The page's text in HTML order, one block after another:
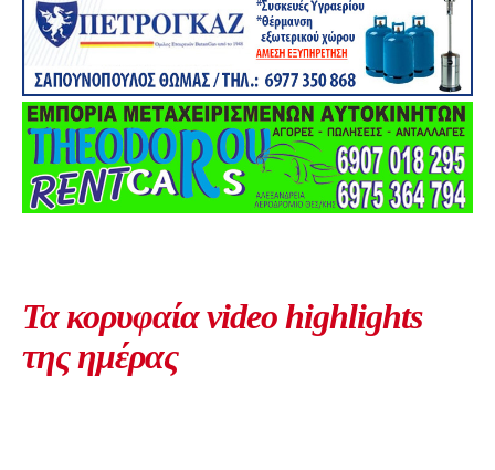
Τα κορυφαία video highlights
της ημέρας